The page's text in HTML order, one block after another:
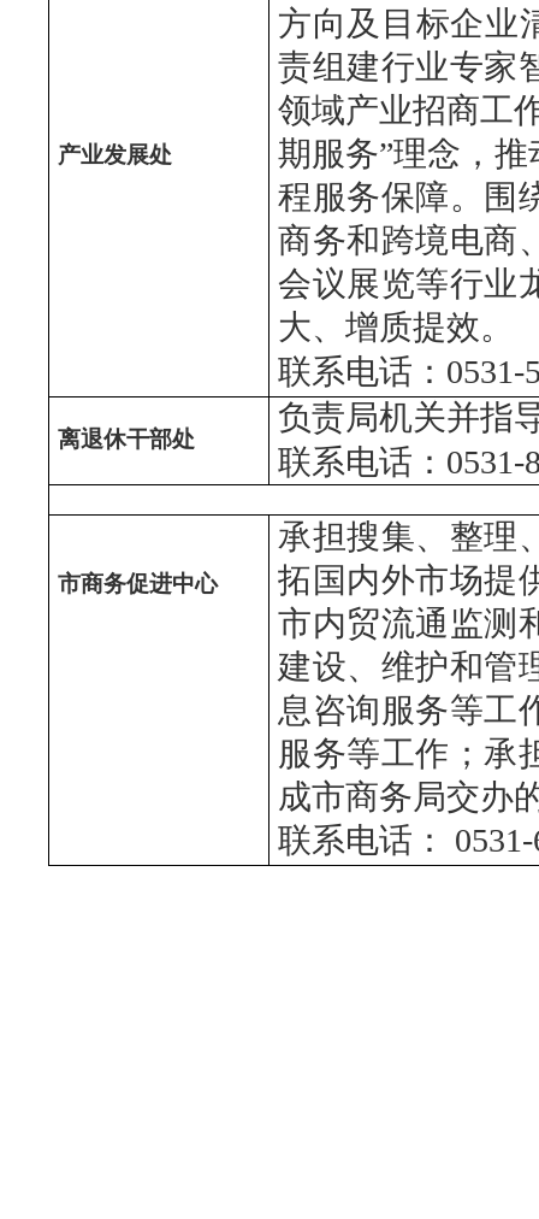
产业发展处
方向及目标企业
责组建行业专家
领域产业招商工
期服务”理念，
程服务保障。围
商务和跨境电商
会议展览等行业
大、增质提效。
联系电话：0531-
离退休干部处
负责局机关并指
联系电话：0531-
市商务促进中心
承担搜集、整理
拓国内外市场提
市内贸流通监测
建设、维护和管
息咨询服务等工
服务等工作；承
成市商务局交办
联系电话：